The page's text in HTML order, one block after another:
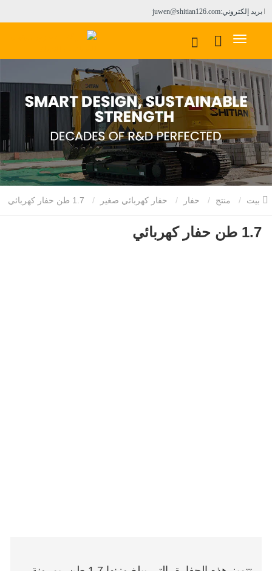
بريد إلكتروني:juwen@shitian126.com
منتج حفار حفار كهربائي صغير
1.7 طن حفار كهربائي